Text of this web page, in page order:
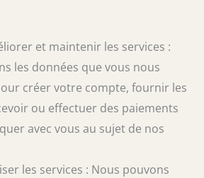
et maintenir les services :
les données que vous nous
créer votre compte, fournir les
ou effectuer des paiements
avec vous au sujet de nos
les services : Nous pouvons